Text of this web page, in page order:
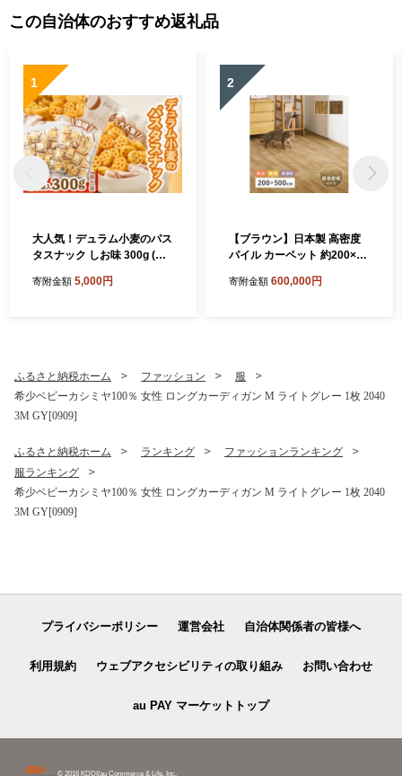
この自治体のおすすめ返礼品
1
大人気！デュラム小麦のパス
タスナック しお味 300g (約5
個包装 パスタ スナック 塩味
寄附金額 5,000円
2
【ブラウン】日本製 高密度
パイル カーペット 約200×50
0044017
寄附金額 600,000円
ふるさと納税ホーム ファッション
服
希少ベビーカシミヤ100％ 女性 ロングカーディガン M ライトグレー 1枚 2040
3M GY[0909]
ふるさと納税ホーム ランキング
ファッションランキング
服ランキング
希少ベビーカシミヤ100％ 女性 ロングカーディガン M ライトグレー 1枚 2040
3M GY[0909]
プライバシーポリシー 運営会社 自治体関係者の皆様へ
利用規約 ウェブアクセシビリティの取り組み お問い合わせ
au PAY マーケットトップ
© 2016 KDDI/au Commerce & Life, Inc.